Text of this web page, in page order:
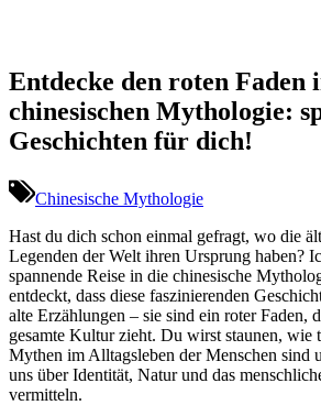
Entdecke den roten Faden
chinesischen Mythologie:
Geschichten für dich!
Chinesische Mythologie
Hast du ​dich ‌schon einmal gefragt, wo die
Legenden​ der ‍Welt ihren ‌Ursprung haben?
spannende Reise ​in die chinesische⁤
entdeckt, dass diese faszinierenden
alte Erzählungen – sie sind ein‌ roter Faden,
gesamte Kultur zieht. Du wirst staunen, wie‍
Mythen im Alltagsleben der Menschen sind
uns über Identität, Natur und das
vermitteln.